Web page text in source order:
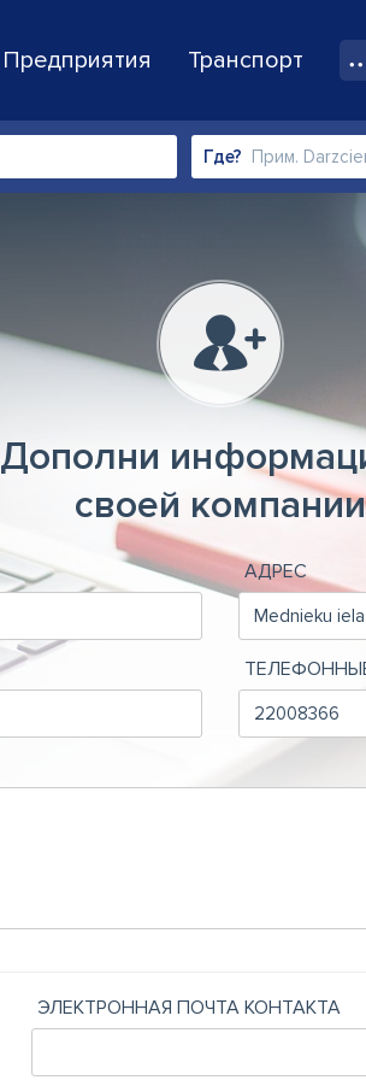
Предприятия Транспорт
Где?
Дополни
своей компании
АДРЕС
ЭЛЕКТРОННАЯ ПОЧТА КОНТАКТА